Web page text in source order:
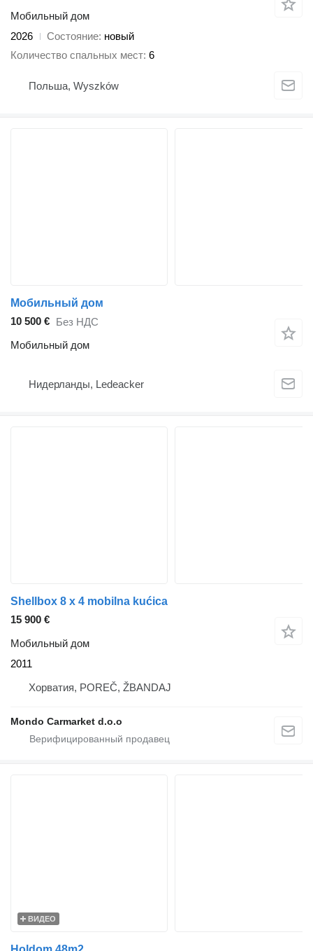
Мобильный дом
2026
Состояние новый
Количество спальных мест 6
Польша, Wyszków
Мобильный дом
10 500 € Без НДС
Мобильный дом
Нидерланды, Ledeacker
Shellbox 8 x 4 mobilna kućica
15 900 €
Мобильный дом
2011
Хорватия, POREČ, ŽBANDAJ
Mondo Carmarket d.o.o
ВИДЕО